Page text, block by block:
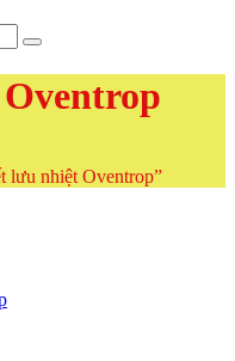
lưu nhiệt Oventrop”